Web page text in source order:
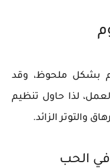
بشكل ملحوظ، وقد
لذا حاول تنظيم
والتوتر الزائد.
في الحب